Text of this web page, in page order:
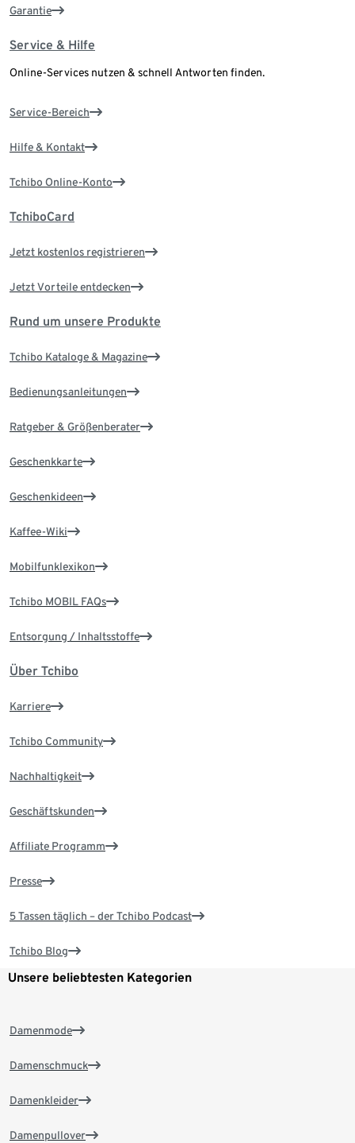
Garantie
Service & Hilfe
Online-Services nutzen & schnell Antworten finden.
Service-Bereich
Hilfe & Kontakt
Tchibo Online-Konto
TchiboCard
Jetzt kostenlos registrieren
Jetzt Vorteile entdecken
Rund um unsere Produkte
Tchibo Kataloge & Magazine
Bedienungsanleitungen
Ratgeber & Größenberater
Geschenkkarte
Geschenkideen
Kaffee-Wiki
Mobilfunklexikon
Tchibo MOBIL FAQs
Entsorgung / Inhaltsstoffe
Über Tchibo
Karriere
Tchibo Community
Nachhaltigkeit
Geschäftskunden
Affiliate Programm
Presse
5 Tassen täglich – der Tchibo Podcast
Tchibo Blog
Unsere beliebtesten Kategorien
Damenmode
Damenschmuck
Damenkleider
Damenpullover